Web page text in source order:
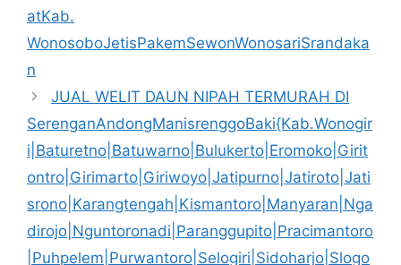
atKab.
WonosoboJetisPakemSewonWonosariSrandaka
n
JUAL WELIT DAUN NIPAH TERMURAH DI
SerenganAndongManisrenggoBaki{Kab.Wonogir
i|Baturetno|Batuwarno|Bulukerto|Eromoko|Girit
ontro|Girimarto|Giriwoyo|Jatipurno|Jatiroto|Jati
srono|Karangtengah|Kismantoro|Manyaran|Nga
dirojo|Nguntoronadi|Paranggupito|Pracimantoro
|Puhpelem|Purwantoro|Selogiri|Sidoharjo|Slogo